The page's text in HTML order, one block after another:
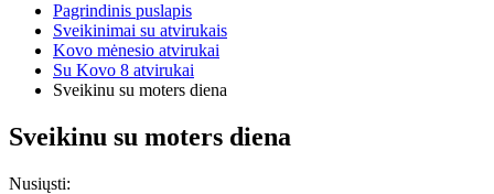
Pagrindinis puslapis
Sveikinimai su atvirukais
Kovo mėnesio atvirukai
Su Kovo 8 atvirukai
Sveikinu su moters diena
Sveikinu su moters diena
Nusiųsti: